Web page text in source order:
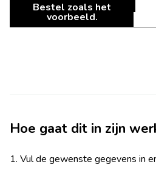
Bestel zoals het
voorbeeld.
Hoe gaat dit in zijn
1. Vul de gewenste gegevens in